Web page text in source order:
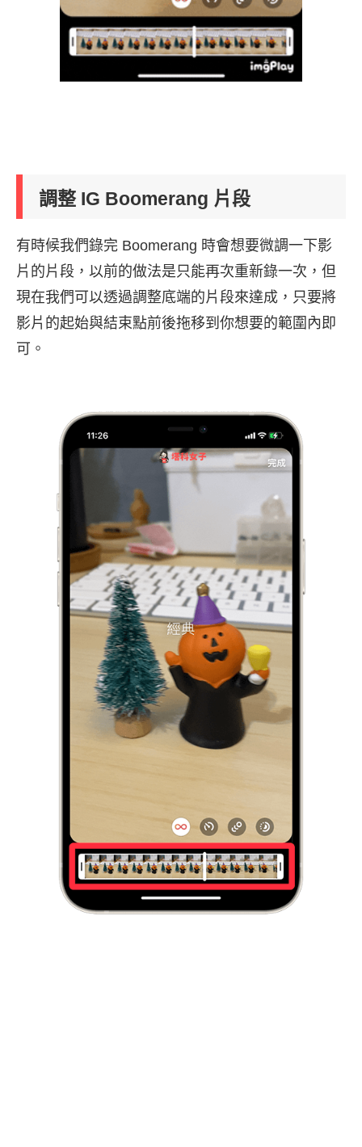
調整 IG Boomerang 片段
有時候我們錄完 Boomerang 時會想要微調一下影
片的片段，以前的做法是只能再次重新錄一次，但
現在我們可以透過調整底端的片段來達成，只要將
影片的起始與結束點前後拖移到你想要的範圍內即
可。